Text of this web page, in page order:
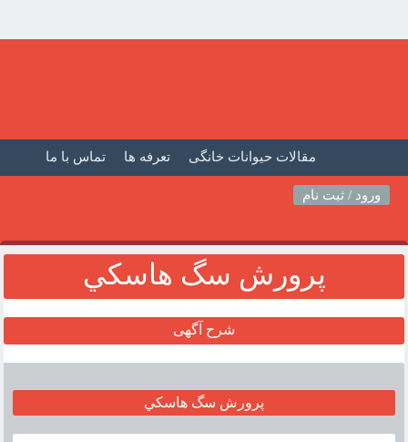
تماس با ما تعرفه ها مقالات حیوانات خانگی
صفحه اصلی
ورود / ثبت نام
پرورش سگ هاسکي
شرح آگهی
پرورش سگ هاسکي